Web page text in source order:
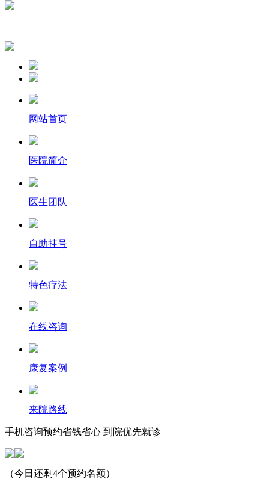
网站首页
医院简介
医生团队
自助挂号
特色疗法
在线咨询
康复案例
来院路线
手机咨询预约省钱省心 到院优先就诊
（今日还剩4个预约名额）